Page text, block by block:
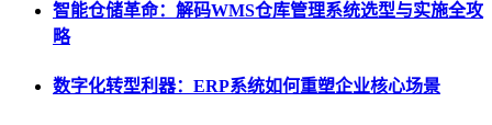
智能仓储革命：解码WMS仓库管理系统选型与实施全攻
略
数字化转型利器：ERP系统如何重塑企业核心场景